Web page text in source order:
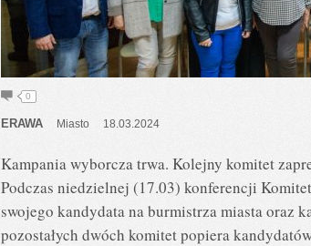
0
ERAWA Miasto 18.03.2024
Kampania wyborcza trwa. Kolejny komitet
Podczas niedzielnej (17.03) konferencji
swojego kandydata na burmistrza miasta oraz
pozostałych dwóch komitet popiera